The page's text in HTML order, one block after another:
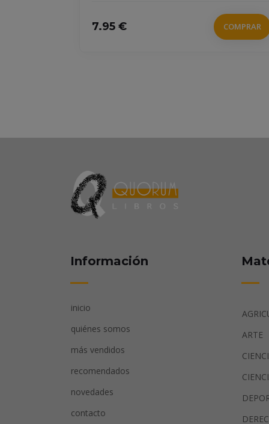
Información
inicio
quiénes somos
más vendidos
recomendados
novedades
contacto
ARTE